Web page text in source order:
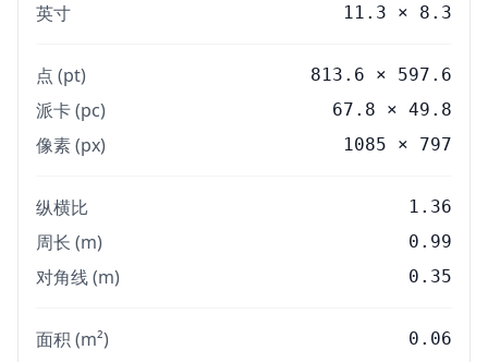
英寸 11.3 × 8.3
点 (pt) 813.6 × 597.6
派卡 (pc) 67.8 × 49.8
像素 (px) 1085 × 797
纵横比 1.36
周长 (m) 0.99
对角线 (m) 0.35
面积 (m²) 0.06